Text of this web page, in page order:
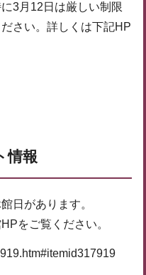
3月12日は厳しい制限
さい。詳しくは下記HP
情報
日があります。
をご覧ください。